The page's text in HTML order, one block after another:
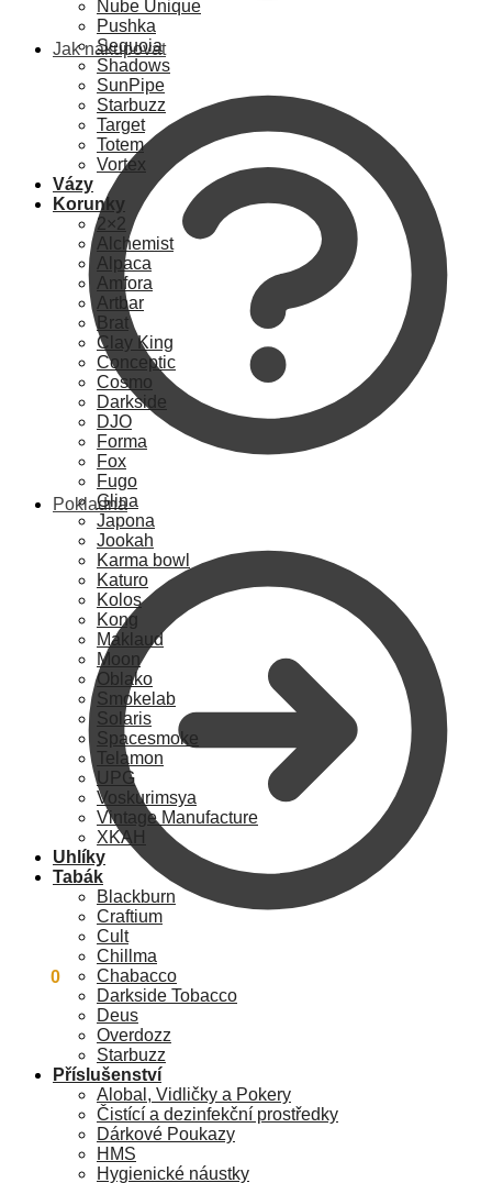
Jak nakupovat
Pokladna
0
Nube Unique
Pushka
Sequoia
Shadows
SunPipe
Starbuzz
Target
Totem
Vortex
Vázy
Korunky
2×2
Alchemist
Alpaca
Amfora
Artbar
Brat
Clay King
Conceptic
Cosmo
Darkside
DJO
Forma
Fox
Fugo
Glina
Japona
Jookah
Karma bowl
Katuro
Kolos
Kong
Maklaud
Moon
Oblako
Smokelab
Solaris
Spacesmoke
Telamon
UPG
Voskurimsya
Vintage Manufacture
XKAH
Uhlíky
Tabák
Blackburn
Craftium
Cult
Chillma
Chabacco
Darkside Tobacco
Deus
Overdozz
Starbuzz
Příslušenství
Alobal, Vidličky a Pokery
Čistící a dezinfekční prostředky
Dárkové Poukazy
HMS
Hygienické náustky